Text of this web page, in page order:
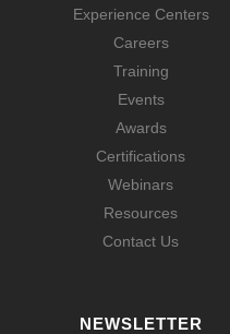
Experience Centers
Careers
Training
Events
Awards
Certifications
Webinars
Resources
Contact Us
NEWSLETTER